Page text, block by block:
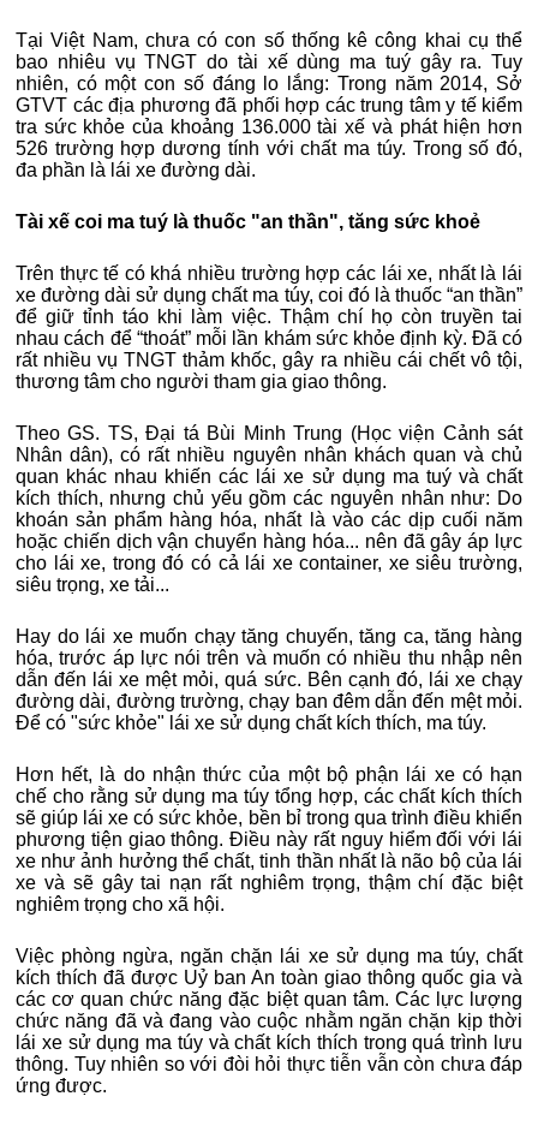
Tại Việt Nam, chưa có con số thống kê công khai cụ thể
bao nhiêu vụ TNGT do tài xế dùng ma tuý gây ra. Tuy
nhiên, có một con số đáng lo lắng: Trong năm 2014, Sở
GTVT các địa phương đã phối hợp các trung tâm y tế kiểm
tra sức khỏe của khoảng 136.000 tài xế và phát hiện hơn
526 trường hợp dương tính với chất ma túy. Trong số đó,
đa phần là lái xe đường dài.
Tài xế coi ma tuý là thuốc "an thần", tăng sức khoẻ
Trên thực tế có khá nhiều trường hợp các lái xe, nhất là lái
xe đường dài sử dụng chất ma túy, coi đó là thuốc “an thần”
để giữ tỉnh táo khi làm việc. Thậm chí họ còn truyền tai
nhau cách để “thoát” mỗi lần khám sức khỏe định kỳ. Đã có
rất nhiều vụ TNGT thảm khốc, gây ra nhiều cái chết vô tội,
thương tâm cho người tham gia giao thông.
Theo GS. TS, Đại tá Bùi Minh Trung (Học viện Cảnh sát
Nhân dân), có rất nhiều nguyên nhân khách quan và chủ
quan khác nhau khiến các lái xe sử dụng ma tuý và chất
kích thích, nhưng chủ yếu gồm các nguyên nhân như: Do
khoán sản phẩm hàng hóa, nhất là vào các dịp cuối năm
hoặc chiến dịch vận chuyển hàng hóa... nên đã gây áp lực
cho lái xe, trong đó có cả lái xe container, xe siêu trường,
siêu trọng, xe tải...
Hay do lái xe muốn chạy tăng chuyến, tăng ca, tăng hàng
hóa, trước áp lực nói trên và muốn có nhiều thu nhập nên
dẫn đến lái xe mệt mỏi, quá sức. Bên cạnh đó, lái xe chạy
đường dài, đường trường, chạy ban đêm dẫn đến mệt mỏi.
Để có "sức khỏe" lái xe sử dụng chất kích thích, ma túy.
Hơn hết, là do nhận thức của một bộ phận lái xe có hạn
chế cho rằng sử dụng ma túy tổng hợp, các chất kích thích
sẽ giúp lái xe có sức khỏe, bền bỉ trong qua trình điều khiển
phương tiện giao thông. Điều này rất nguy hiểm đối với lái
xe như ảnh hưởng thể chất, tinh thần nhất là não bộ của lái
xe và sẽ gây tai nạn rất nghiêm trọng, thậm chí đặc biệt
nghiêm trọng cho xã hội.
Việc phòng ngừa, ngăn chặn lái xe sử dụng ma túy, chất
kích thích đã được Uỷ ban An toàn giao thông quốc gia và
các cơ quan chức năng đặc biệt quan tâm. Các lực lượng
chức năng đã và đang vào cuộc nhằm ngăn chặn kịp thời
lái xe sử dụng ma túy và chất kích thích trong quá trình lưu
thông. Tuy nhiên so với đòi hỏi thực tiễn vẫn còn chưa đáp
ứng được.